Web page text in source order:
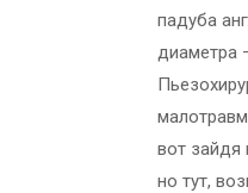
падуба
диаметра
вот
но тут,